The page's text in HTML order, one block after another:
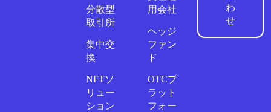
分散型
取引所
集中交
換
NFTソ
リュー
ション
用会社
ヘッジ
ファン
ド
OTCプ
ラット
フォー
わ
せ